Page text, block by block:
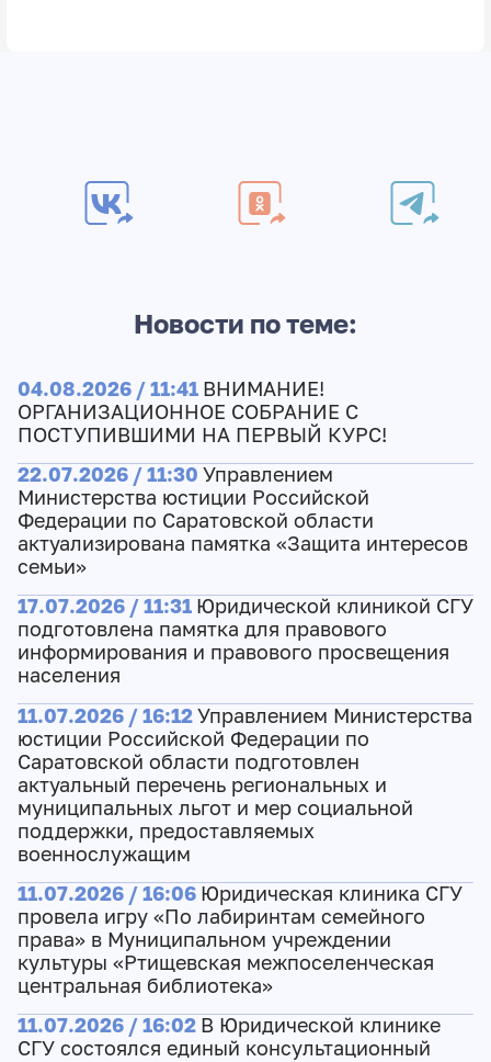
Новости по теме:
04.08.2026 / 11:41 ВНИМАНИЕ!
ОРГАНИЗАЦИОННОЕ СОБРАНИЕ С
ПОСТУПИВШИМИ НА ПЕРВЫЙ КУРС!
22.07.2026 / 11:30 Управлением
Министерства юстиции Российской
Федерации по Саратовской области
актуализирована памятка «Защита интересов
семьи»
17.07.2026 / 11:31 Юридической клиникой СГУ
подготовлена памятка для правового
информирования и правового просвещения
населения
11.07.2026 / 16:12Управлением Министерства
юстиции Российской Федерации по
Саратовской области подготовлен
актуальный перечень региональных и
муниципальных льгот и мер социальной
поддержки, предоставляемых
военнослужащим
11.07.2026 / 16:06 Юридическая клиника СГУ
провела игру «По лабиринтам семейного
права» в Муниципальном учреждении
культуры «Ртищевская межпоселенческая
центральная библиотека»
11.07.2026 / 16:02 В Юридической клинике
СГУ состоялся единый консультационный